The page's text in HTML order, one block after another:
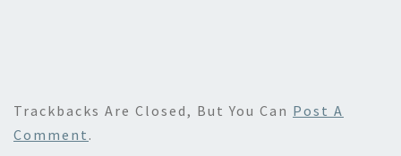
Trackbacks Are Closed, But You Can Post A
Comment .